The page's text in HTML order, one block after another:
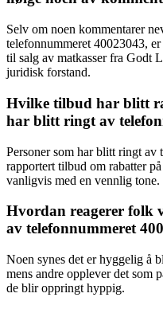
Selv om noen kommentarer
telefonnummeret 40023043,
til salg av matkasser fra Godt
juridisk forstand.
Hvilke tilbud har blitt
har blitt ringt av
Personer som har blitt ringt av
rapportert tilbud om rabatter
vanligvis med en vennlig tone.
Hvordan reagerer folk
av telefonnummeret
Noen synes det er hyggelig å
mens andre opplever det som
de blir oppringt hyppig.